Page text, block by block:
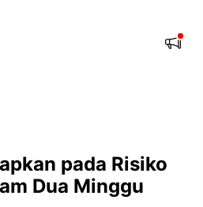
pada Risiko
Dua Minggu